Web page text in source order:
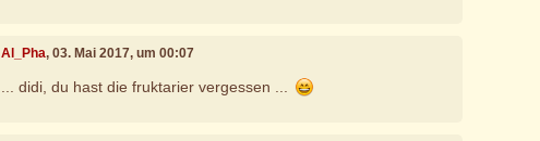
Al_Pha, 03. Mai 2017, um 00:07
... didi, du hast die fruktarier vergessen ...